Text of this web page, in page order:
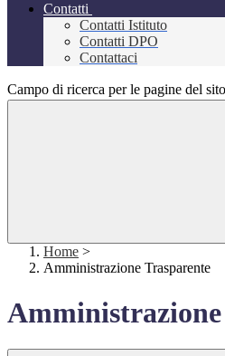
Contatti
Contatti Istituto
Contatti DPO
Contattaci
Campo di ricerca per le pagine del sito
Home >
Amministrazione Trasparente